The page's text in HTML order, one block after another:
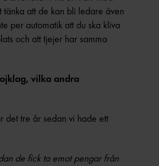
att de kan bli ledare även
per automatik att du ska kliva
och att tjejer har samma
vilka andra
det tre år sedan vi hade ett
de fick ta emot pengar från